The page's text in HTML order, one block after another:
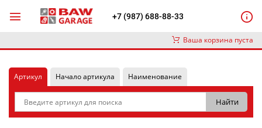
+7 (987) 688-88-33
Ваша корзина пуста
Артикул Начало артикула Наименование